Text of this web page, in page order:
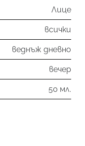
Лице
всички
веднъж дневно
вечер
50 мл.